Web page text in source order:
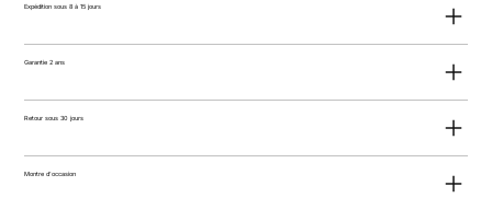
Expédition sous 8 à 15 jours
Garantie 2 ans
Retour sous 30 jours
Montre d'occasion